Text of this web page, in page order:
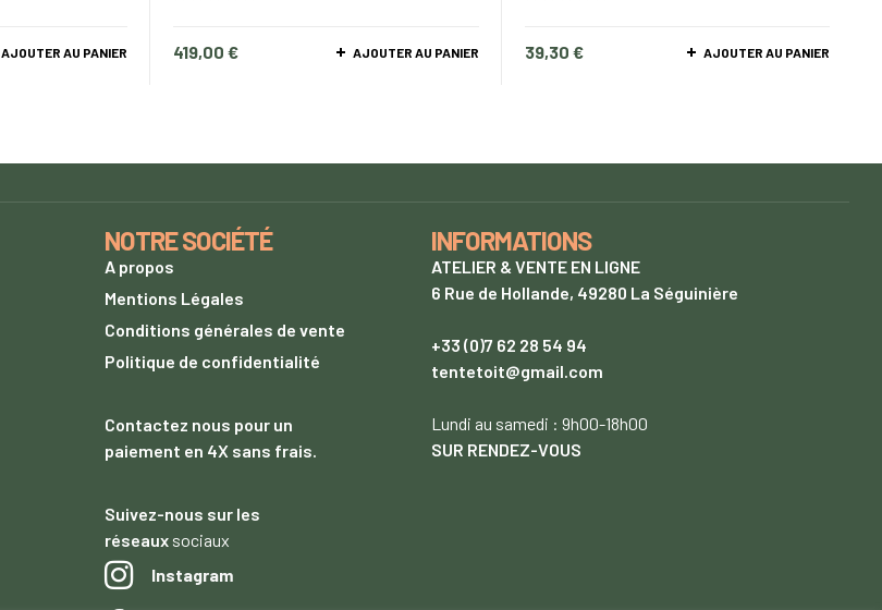
AJOUTER AU PANIER 419,00 € AJOUTER AU PANIER 39,30 € AJOUTER AU PANIER
NOTRE SOCIÉTÉ
A propos
Mentions Légales
Conditions générales de vente
Politique de confidentialité
Contactez nous pour un
paiement en 4X sans frais.
Suivez-nous sur les
réseaux sociaux
Instagram
INFORMATIONS
ATELIER & VENTE EN LIGNE
6 Rue de Hollande, 49280 La Séguinière
+33 (0)7 62 28 54 94
tentetoit@gmail.com
Lundi au samedi : 9h00-18h00
SUR RENDEZ-VOUS